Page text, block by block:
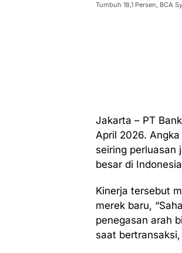
Tumbuh 18,1 Persen, BCA
Jakarta – PT
April 2026.
seiring perluasan
besar di
Kinerja tersebut
merek baru,
penegasan arah
saat